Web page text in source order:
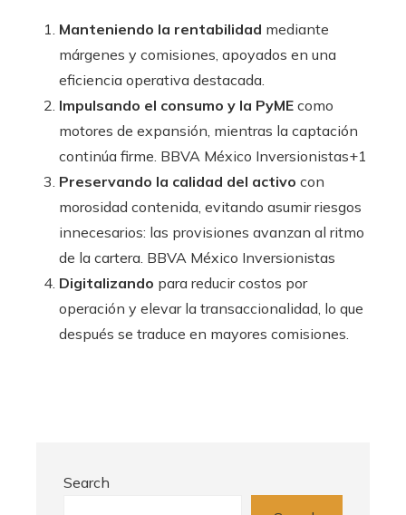
Manteniendo la rentabilidad mediante
márgenes y comisiones, apoyados en una
eficiencia operativa destacada.
Impulsando el consumo y la PyME como
motores de expansión, mientras la captación
continúa firme. BBVA México Inversionistas+1
Preservando la calidad del activo con
morosidad contenida, evitando asumir riesgos
innecesarios: las provisiones avanzan al ritmo
de la cartera. BBVA México Inversionistas
Digitalizando para reducir costos por
operación y elevar la transaccionalidad, lo que
después se traduce en mayores comisiones.
Search